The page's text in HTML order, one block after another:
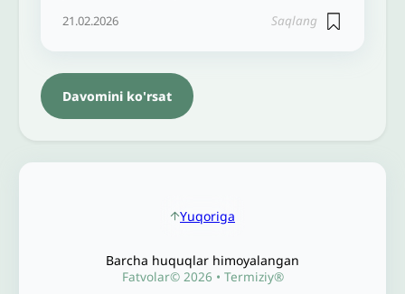
21.02.2026 Saqlang
Davomini ko'rsat
Yuqoriga
Barcha huquqlar himoyalangan
Fatvolar© 2026 • Termiziy®